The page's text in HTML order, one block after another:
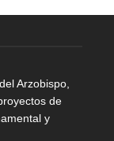
Arzobispo,
de
y